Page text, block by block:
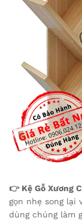
👉 Kệ Gỗ Xương
gọn nhẹ song lại
dùng chúng làm